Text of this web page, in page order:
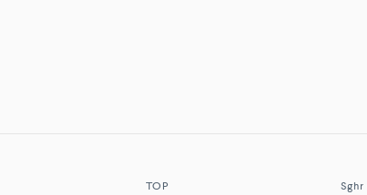
TOP Sghr